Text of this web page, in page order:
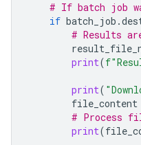
# If batch job
if batch_job .
# Results
print(f
print(
file_content
# Process
print(